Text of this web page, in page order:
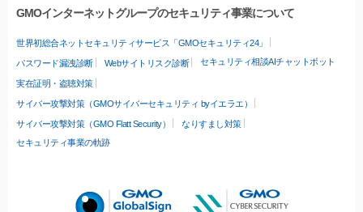
GMOインターネットグループのセキュリティ事業について
世界初総合ネットセキュリティサービス「GMOセキュリティ24」
パスワード漏洩診断 Webサイトリスク診断 セキュリティ相談AIチャットボット
実在証明・盗聴対策
サイバー攻撃対策（GMOサイバーセキュリティ byイエラエ）
サイバー攻撃対策（GMO Flatt Security）
なりすまし対策
セキュリティ事業の軌跡